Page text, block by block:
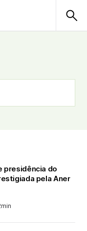
presidência do
pela Aner